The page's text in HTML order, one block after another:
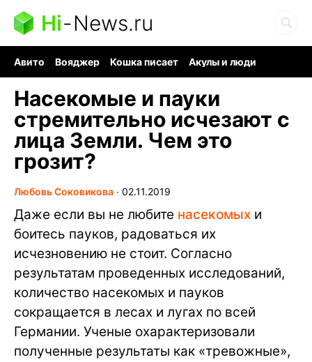
Hi-News.ru
Авито Вояджер Кошка писает
Акулы и люди
Насекомые и пауки
стремительно исчезают с
лица Земли. Чем это
грозит?
Любовь Соковикова ∙ 02.11.2019
Даже если вы не любите насекомых и
боитесь пауков, радоваться их
исчезновению не стоит. Согласно
результатам проведенных исследований,
количество насекомых и пауков
сокращается в лесах и лугах по всей
Германии. Ученые охарактеризовали
полученные результаты как «тревожные»,